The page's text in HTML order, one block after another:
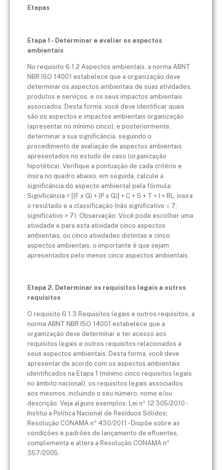
Etapas
Etapa 1 - Determinar e avaliar os aspectos
ambientais
No requisito 6.1.2 Aspectos ambientais, a norma ABNT
NBR ISO 14001 estabelece que a organização deve
determinar os aspectos ambientais de suas atividades,
produtos e serviços, e os seus impactos ambientais
associados. Desta forma, você deve identificar quais
são os aspectos e impactos ambientais organização
(apresentar no mínimo cinco), e posteriormente,
determinar a sua significância, seguindo o
procedimento de avaliação de aspectos ambientais
apresentados no estudo de caso (organização
hipotética). Verifique a pontuação de cada critério e
insira no quadro abaixo, em seguida, calcule a
significância do aspecto ambiental pela fórmula:
Significância = [(F x G) + (P x G)] + C + S + T + I + RL, insira
o resultado e a classificação (não significativo ≤ 7;
significativo > 7). Observação: Você pode escolher uma
atividade e para esta atividade cinco aspectos
ambientais, ou cinco atividades distintas e cinco
aspectos ambientais, o importante é que sejam
apresentados pelo menos cinco aspectos ambientais.
Etapa 2. Determinar os requisitos legais e outros
requisitos
O requisito 6.1.3 Requisitos legais e outros requisitos, a
norma ABNT NBR ISO 14001 estabelece que a
organização deve determinar e ter acesso aos
requisitos legais e outros requisitos relacionados a
seus aspectos ambientais. Desta forma, você deve
apresentar de acordo com os aspectos ambientais
identificados na Etapa 1 (mínimo cinco requisitos legais
no âmbito nacional), os requisitos legais associados
aos mesmos, incluindo o seu número, nome e/ou
descrição. Veja alguns exemplos: Lei nº 12.305/2010 -
Institui a Política Nacional de Resíduos Sólidos;
Resolução CONAMA nº 430/2011 - Dispõe sobre as
condições e padrões de lançamento de efluentes,
complementa e altera a Resolução CONAMA nº
357/2005.